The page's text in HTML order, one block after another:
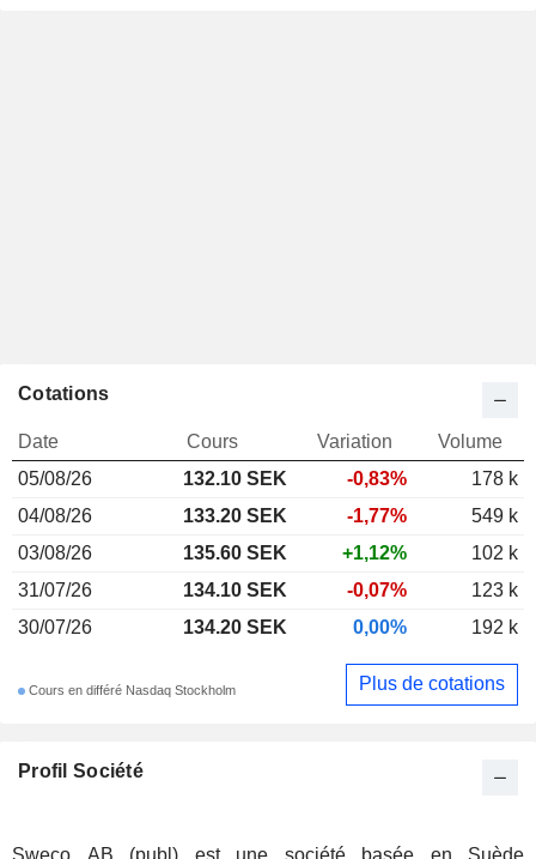
Profil Société
Sweco AB (publ) est une société basée en Suède
Cotations
Date Cours Variation
Volume
05/08/26
132.10 SEK -0,83%
178 k
04/08/26
133.20 SEK -1,77%
549 k
03/08/26
135.60 SEK +1,12%
102 k
31/07/26
134.10 SEK -0,07%
123 k
30/07/26
134.20 SEK 0,00% 192 k
Cours en différé Nasdaq Stockholm Plus de cotations